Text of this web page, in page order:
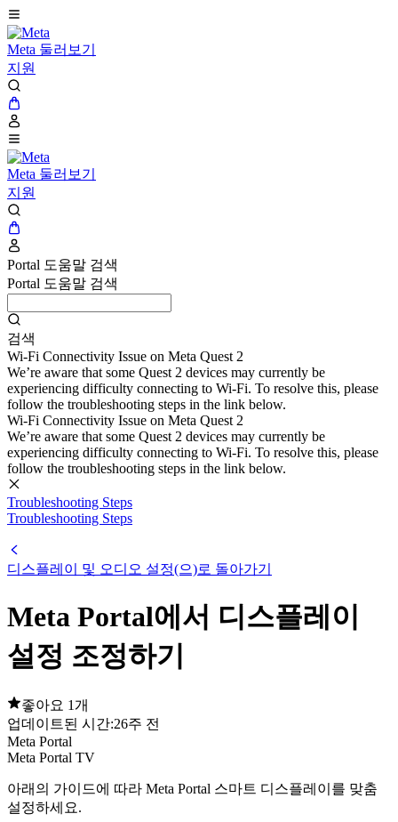
Meta 둘러보기
지원
Meta 둘러보기
지원
Portal 도움말 검색
Portal 도움말 검색
검색
Wi-Fi Connectivity Issue on Meta Quest 2
We’re aware that some Quest 2 devices may currently be
experiencing difficulty connecting to Wi-Fi. To resolve this, please
follow the troubleshooting steps in the link below.
Wi-Fi Connectivity Issue on Meta Quest 2
We’re aware that some Quest 2 devices may currently be
experiencing difficulty connecting to Wi-Fi. To resolve this, please
follow the troubleshooting steps in the link below.
Troubleshooting Steps
Troubleshooting Steps
디스플레이 및 오디오 설정(으)로 돌아가기
Meta Portal에서 디스플레이
설정 조정하기
좋아요 1개
업데이트된 시간:26주 전
Meta Portal
Meta Portal TV
아래의 가이드에 따라 Meta Portal 스마트 디스플레이를 맞춤
설정하세요.